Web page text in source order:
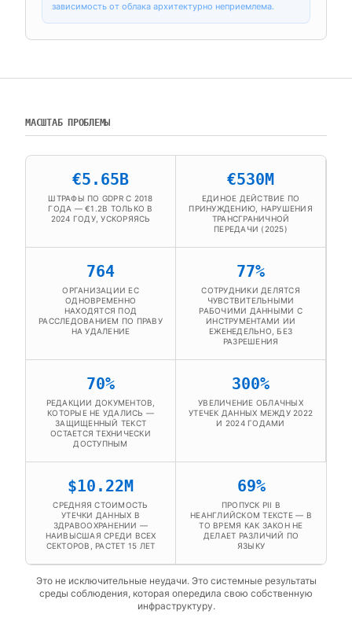
зависимость от облака архитектурно неприемлема.
МАСШТАБ ПРОБЛЕМЫ
€5.65B
ШТРАФЫ ПО GDPR С 2018
ГОДА — €1.2B ТОЛЬКО В
2024 ГОДУ, УСКОРЯЯСЬ
€530M
ЕДИНОЕ ДЕЙСТВИЕ ПО
ПРИНУЖДЕНИЮ, НАРУШЕНИЯ
ТРАНСГРАНИЧНОЙ
ПЕРЕДАЧИ (2025)
764
ОРГАНИЗАЦИИ ЕС
ОДНОВРЕМЕННО
НАХОДЯТСЯ ПОД
РАССЛЕДОВАНИЕМ ПО ПРАВУ
НА УДАЛЕНИЕ
77%
СОТРУДНИКИ ДЕЛЯТСЯ
ЧУВСТВИТЕЛЬНЫМИ
РАБОЧИМИ ДАННЫМИ С
ИНСТРУМЕНТАМИ ИИ
ЕЖЕНЕДЕЛЬНО, БЕЗ
РАЗРЕШЕНИЯ
70%
РЕДАКЦИИ ДОКУМЕНТОВ,
КОТОРЫЕ НЕ УДАЛИСЬ —
ЗАЩИЩЕННЫЙ ТЕКСТ
ОСТАЕТСЯ ТЕХНИЧЕСКИ
ДОСТУПНЫМ
300%
УВЕЛИЧЕНИЕ ОБЛАЧНЫХ
УТЕЧЕК ДАННЫХ МЕЖДУ 2022
И 2024 ГОДАМИ
$10.22M
СРЕДНЯЯ СТОИМОСТЬ
УТЕЧКИ ДАННЫХ В
ЗДРАВООХРАНЕНИИ —
НАИВЫСШАЯ СРЕДИ ВСЕХ
СЕКТОРОВ, РАСТЕТ 15 ЛЕТ
69%
ПРОПУСК PII В
НЕАНГЛИЙСКОМ ТЕКСТЕ — В
ТО ВРЕМЯ КАК ЗАКОН НЕ
ДЕЛАЕТ РАЗЛИЧИЙ ПО
ЯЗЫКУ
Это не исключительные неудачи. Это системные результаты
среды соблюдения, которая опередила свою собственную
инфраструктуру.